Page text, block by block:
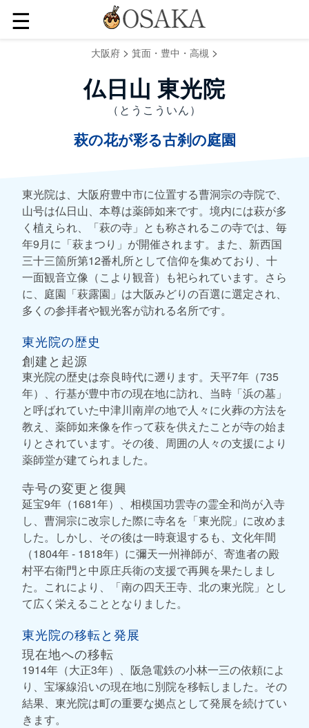
☰
大阪府 > 箕面・豊中・高槻 >
仏日山 東光院
（とうこういん）
萩の花が彩る古刹の庭園
東光院は、大阪府豊中市に位置する曹洞宗の寺院で、
山号は仏日山、本尊は薬師如来です。境内には萩が多
く植えられ、「萩の寺」とも称されるこの寺では、毎
年9月に「萩まつり」が開催されます。また、新西国
三十三箇所第12番札所として信仰を集めており、十
一面観音立像（こより観音）も祀られています。さら
に、庭園「萩露園」は大阪みどりの百選に選定され、
多くの参拝者や観光客が訪れる名所です。
東光院の歴史
創建と起源
東光院の歴史は奈良時代に遡ります。天平7年（735
年）、行基が豊中市の現在地に訪れ、当時「浜の墓」
と呼ばれていた中津川南岸の地で人々に火葬の方法を
教え、薬師如来像を作って萩を供えたことが寺の始ま
りとされています。その後、周囲の人々の支援により
薬師堂が建てられました。
寺号の変更と復興
延宝9年（1681年）、相模国功雲寺の霊全和尚が入寺
し、曹洞宗に改宗した際に寺名を「東光院」に改めま
した。しかし、その後は一時衰退するも、文化年間
（1804年 - 1818年）に彌天一州禅師が、寄進者の殿
村平右衛門と中原庄兵衛の支援で再興を果たしまし
た。これにより、「南の四天王寺、北の東光院」とし
て広く栄えることとなりました。
東光院の移転と発展
現在地への移転
1914年（大正3年）、阪急電鉄の小林一三の依頼によ
り、宝塚線沿いの現在地に別院を移転しました。その
結果、東光院は町の重要な拠点として発展を続けてい
きます。